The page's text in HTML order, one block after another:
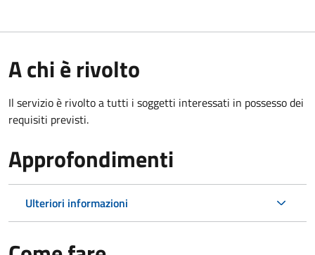
A chi è rivolto
Il servizio è rivolto a tutti i soggetti interessati in possesso dei
requisiti previsti.
Approfondimenti
Ulteriori informazioni